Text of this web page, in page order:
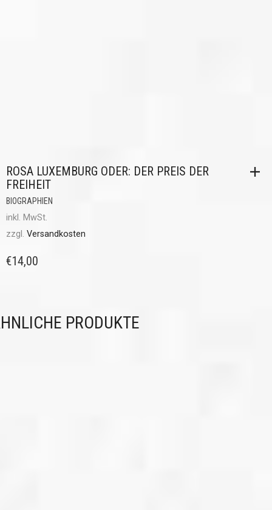
ROSA LUXEMBURG ODER: DER PREIS DER
FREIHEIT
BIOGRAPHIEN
inkl. MwSt.
zzgl. Versandkosten
€14,00
PRODUKTE